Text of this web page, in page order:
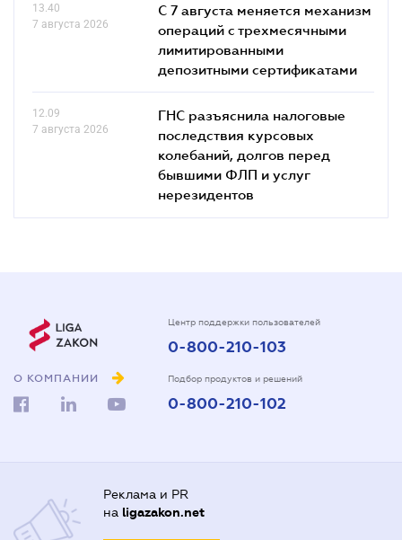
13.40
7 августа 2026
С 7 августа меняется механизм
операций с трехмесячными
лимитированными
депозитными сертификатами
12.09
7 августа 2026
ГНС разъяснила налоговые
последствия курсовых
колебаний, долгов перед
бывшими ФЛП и услуг
нерезидентов
О КОМПАНИИ
Центр поддержки пользователей
0-800-210-103
Подбор продуктов и решений
0-800-210-102
Реклама и PR
на ligazakon.net